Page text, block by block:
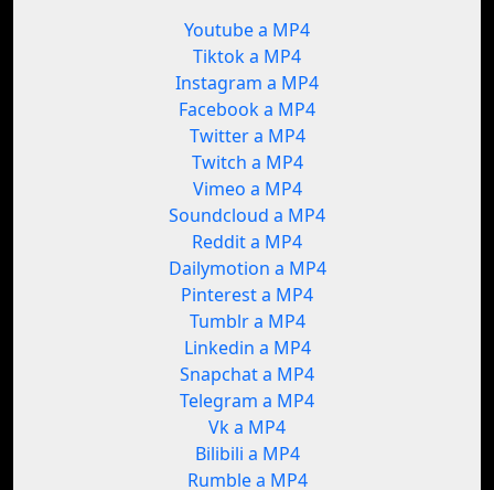
Youtube a MP4
Tiktok a MP4
Instagram a MP4
Facebook a MP4
Twitter a MP4
Twitch a MP4
Vimeo a MP4
Soundcloud a MP4
Reddit a MP4
Dailymotion a MP4
Pinterest a MP4
Tumblr a MP4
Linkedin a MP4
Snapchat a MP4
Telegram a MP4
Vk a MP4
Bilibili a MP4
Rumble a MP4